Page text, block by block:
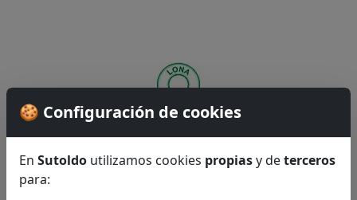
🍪 Configuración de cookies
En Sutoldo utilizamos cookies propiasy deterceros
para: